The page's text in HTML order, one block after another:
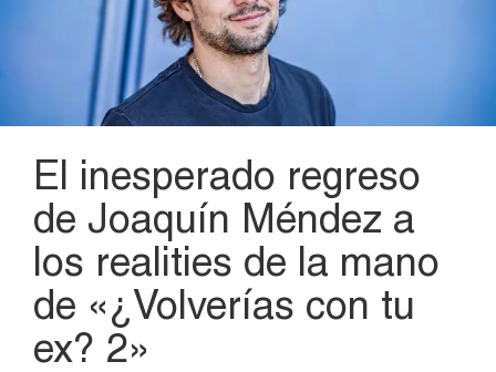
El inesperado regreso
de Joaquín Méndez a
los realities de la mano
de «¿Volverías con tu
ex? 2»